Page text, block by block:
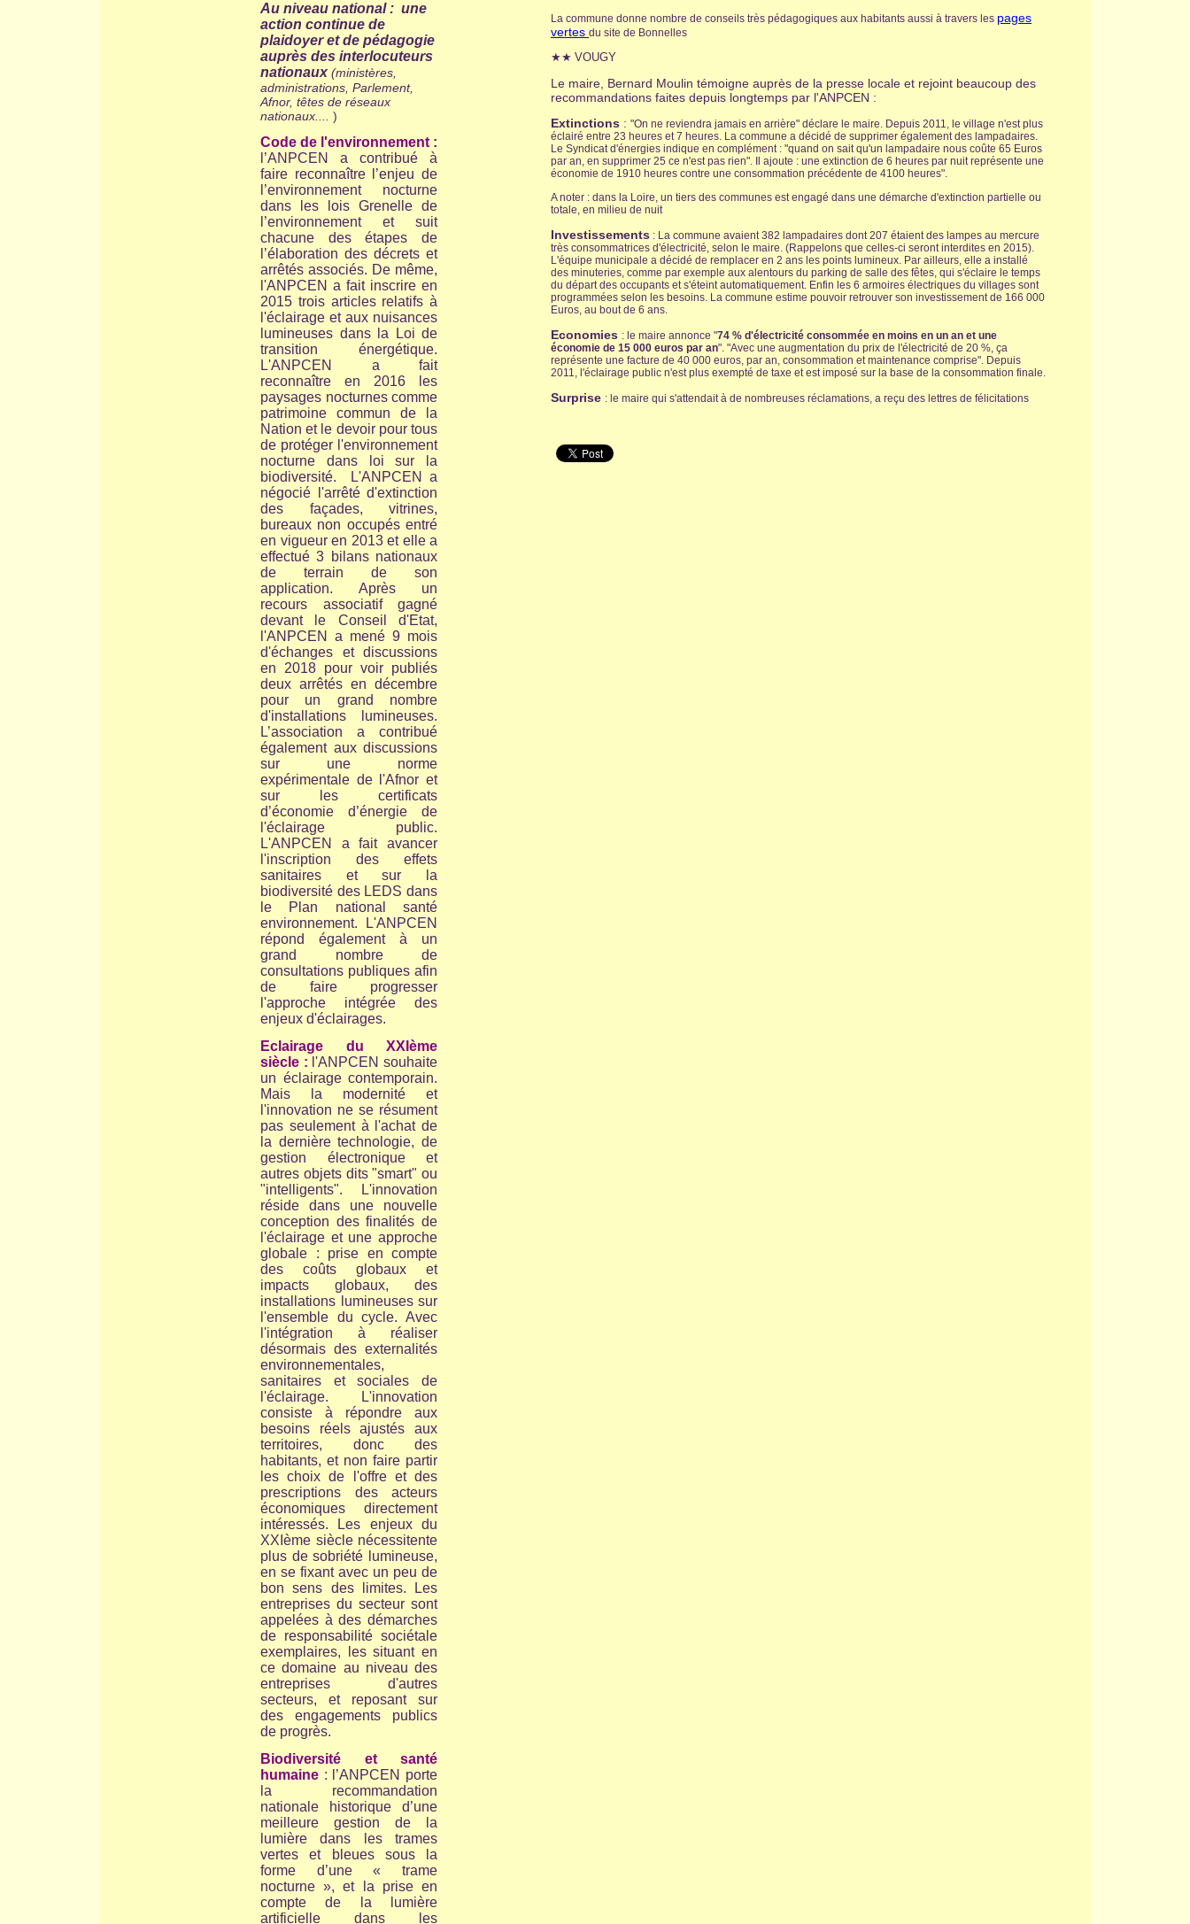
Au niveau national : une
action continue de
plaidoyer et de pédagogie
auprès des interlocuteurs
nationaux(ministères,
administrations, Parlement,
Afnor, têtes de réseaux
nationaux....
)
Code de l'environnement :
l’ANPCEN a contribué à
faire reconnaître l’enjeu de
l’environnement nocturne
dans les lois Grenelle de
l’environnement et suit
chacune des étapes de
l’élaboration des décrets et
arrêtés associés. De même,
l'ANPCEN a fait inscrire en
2015 trois articles relatifs à
l'éclairage et aux nuisances
lumineuses dans la Loi de
transition énergétique.
L'ANPCEN a fait
reconnaître en 2016 les
paysages nocturnes comme
patrimoine commun de la
Nation et le devoir pour tous
de protéger l'environnement
nocturne dans loi sur la
biodiversité.
L'ANPCEN a
négocié l'arrêté d'extinction
des façades, vitrines,
bureaux non occupés entré
en vigueur en 2013 et elle a
effectué 3 bilans nationaux
de terrain de son
application. Après un
recours associatif gagné
devant le Conseil d'Etat,
l'ANPCEN a mené 9 mois
d'échanges et discussions
en 2018 pour voir publiés
deux arrêtés en décembre
pour un grand nombre
d'installations lumineuses.
L’association a contribué
également aux discussions
sur une norme
expérimentale de l'Afnor et
sur les certificats
d’économie d’énergie de
l'éclairage public.
L'ANPCEN a fait avancer
l'inscription des effets
sanitaires et sur la
biodiversité des LEDS dans
le Plan national santé
environnement. L'ANPCEN
répond également à un
grand nombre de
consultations publiques afin
de faire progresser
l'approche intégrée des
enjeux d'éclairages.
Eclairage du XXIème
siècle : l'ANPCEN souhaite
un éclairage contemporain.
Mais la modernité et
l'innovation ne se résument
pas seulement à l'achat de
la dernière technologie, de
gestion électronique et
autres objets dits "smart" ou
"intelligents". L'innovation
réside dans une nouvelle
conception des finalités de
l'éclairage et une approche
globale : prise en compte
des coûts globaux et
impacts globaux, des
installations lumineuses sur
l'ensemble du cycle. Avec
l'intégration à réaliser
désormais des externalités
environnementales,
sanitaires et sociales de
l'éclairage. L'innovation
consiste à répondre aux
besoins réels ajustés aux
territoires, donc des
habitants, et non faire partir
les choix de l'offre et des
prescriptions des acteurs
économiques directement
intéressés. Les enjeux du
XXIème siècle nécessitente
plus de sobriété lumineuse,
en se fixant avec un peu de
bon sens des limites. Les
entreprises du secteur sont
appelées à des démarches
de responsabilité sociétale
exemplaires, les situant en
ce domaine au niveau des
entreprises d'autres
secteurs, et reposant sur
des engagements publics
de progrès.
Biodiversité et santé
humaine : l’ANPCEN porte
la recommandation
nationale historique d’une
meilleure gestion de la
lumière dans les trames
vertes et bleues sous la
forme d’une « trame
nocturne », et la prise en
compte de la lumière
artificielle dans les
La commune donne nombre de conseils très pédagogiques aux habitants aussi à travers les pages
vertes du site de Bonnelles
★★ VOUGY
Le maire, Bernard Moulin témoigne auprès de la presse locale et rejoint beaucoup des
recommandations faites depuis longtemps par l'ANPCEN :
Extinctions : "On ne reviendra jamais en arrière" déclare le maire. Depuis 2011, le village n'est plus
éclairé entre 23 heures et 7 heures. La commune a décidé de supprimer également des lampadaires.
Le Syndicat d'énergies indique en complément : "quand on sait qu'un lampadaire nous coûte 65 Euros
par an, en supprimer 25 ce n'est pas rien". Il ajoute : une extinction de 6 heures par nuit représente une
économie de 1910 heures contre une consommation précédente de 4100 heures".
A noter : dans la Loire, un tiers des communes est engagé dans une démarche d'extinction partielle ou
totale, en milieu de nuit
Investissements : La commune avaient 382 lampadaires dont 207 étaient des lampes au mercure
très consommatrices d'électricité, selon le maire. (Rappelons que celles-ci seront interdites en 2015).
L'équipe municipale a décidé de remplacer en 2 ans les points lumineux. Par ailleurs, elle a installé
des minuteries, comme par exemple aux alentours du parking de salle des fêtes, qui s'éclaire le temps
du départ des occupants et s'éteint automatiquement. Enfin les 6 armoires électriques du villages sont
programmées selon les besoins. La commune estime pouvoir retrouver son investissement de 166 000
Euros, au bout de 6 ans.
Economies : le maire annonce "74 % d'électricité consommée en moins en un an et une
économie de 15 000 euros par an". "Avec une augmentation du prix de l'électricité de 20 %, ça
représente une facture de 40 000 euros, par an, consommation et maintenance comprise". Depuis
2011, l'éclairage public n'est plus exempté de taxe et est imposé sur la base de la consommation finale.
Surprise : le maire qui s'attendait à de nombreuses réclamations, a reçu des lettres de félicitations